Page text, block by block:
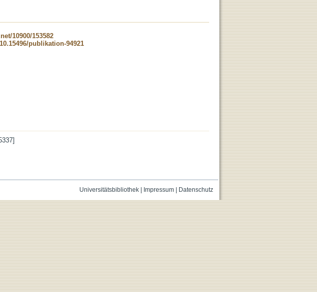
10900/153582
publikation-94921
Universitätsbibliothek| Impressum| Datenschutz